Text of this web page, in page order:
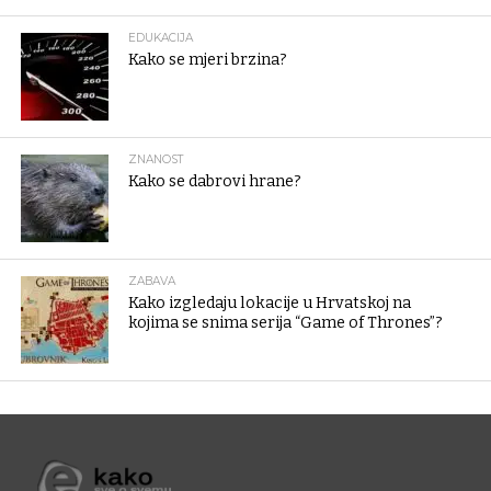
EDUKACIJA
Kako se mjeri brzina?
ZNANOST
Kako se dabrovi hrane?
ZABAVA
Kako izgledaju lokacije u Hrvatskoj na
kojima se snima serija “Game of Thrones”?